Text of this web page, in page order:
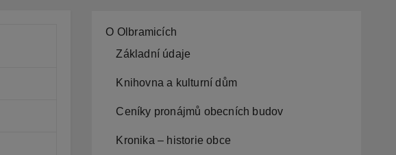
O Olbramicích
Základní údaje
Knihovna a kulturní dům
Ceníky pronájmů obecních budov
Kronika – historie obce